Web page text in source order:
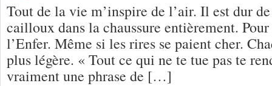
Tout de la vie m’inspire de l’air. Il est dur
cailloux dans la chaussure entièrement. Pour
l’Enfer. Même si les rires se paient cher.
plus légère. « Tout ce qui ne te tue pas te
vraiment une phrase de […]